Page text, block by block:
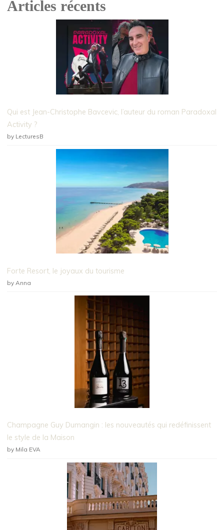
Articles récents
Qui est Jean-Christophe Bavcevic, l’auteur du roman Paradoxal
Activity ?
by LecturesB
Forte Resort, le joyaux du tourisme
by Anna
Champagne Guy Dumangin : les nouveautés qui redéfinissent
le style de la Maison
by Mila EVA